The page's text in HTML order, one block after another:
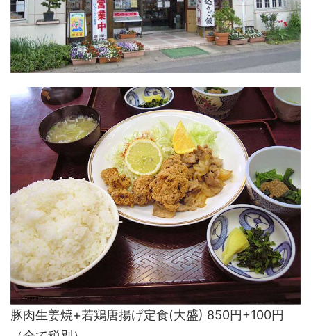
豚肉生姜焼+若鶏唐揚げ定食(大盛) 850円+100円